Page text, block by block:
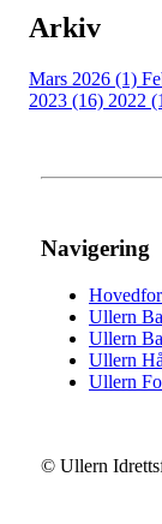
Arkiv
Mars 2026 (1)
2023 (16) 2022
Navigering
Ullern
Ullern
Ullern
Ullern
© Ullern